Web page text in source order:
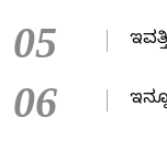
05
06